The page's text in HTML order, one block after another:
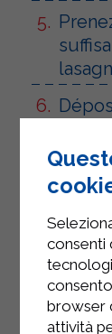
Sur la
avec
consenti
browser
attività